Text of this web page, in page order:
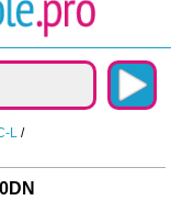
L /